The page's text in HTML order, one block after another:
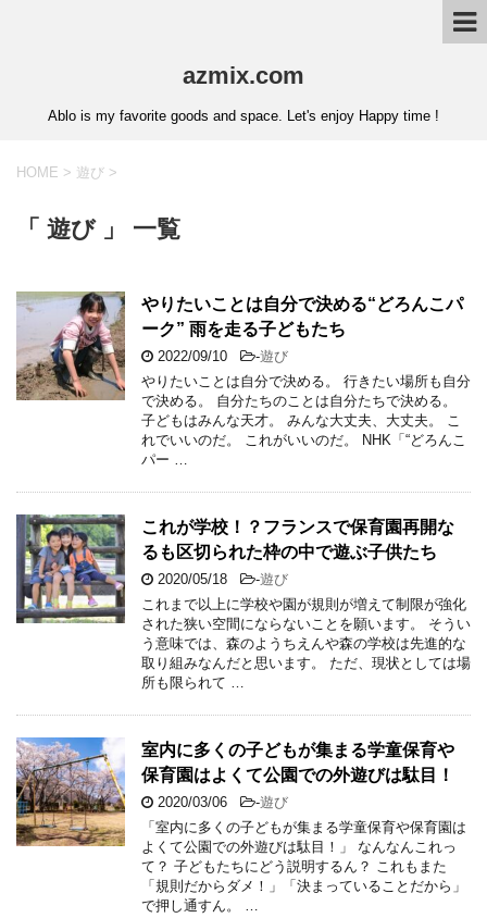
azmix.com
Ablo is my favorite goods and space. Let's enjoy Happy time !
HOME > 遊び >
「 遊び 」 一覧
やりたいことは自分で決める“どろんこパ
ーク” 雨を走る子どもたち
2022/09/10 -遊び
やりたいことは自分で決める。 行きたい場所も自分
で決める。 自分たちのことは自分たちで決める。
子どもはみんな天才。 みんな大丈夫、大丈夫。 こ
れでいいのだ。 これがいいのだ。 NHK「“どろんこ
パー …
これが学校！？フランスで保育園再開な
るも区切られた枠の中で遊ぶ子供たち
2020/05/18 -遊び
これまで以上に学校や園が規則が増えて制限が強化
された狭い空間にならないことを願います。 そうい
う意味では、森のようちえんや森の学校は先進的な
取り組みなんだと思います。 ただ、現状としては場
所も限られて …
室内に多くの子どもが集まる学童保育や
保育園はよくて公園での外遊びは駄目！
2020/03/06 -遊び
「室内に多くの子どもが集まる学童保育や保育園は
よくて公園での外遊びは駄目！」 なんなんこれっ
て？ 子どもたちにどう説明するん？ これもまた
「規則だからダメ！」「決まっていることだから」
で押し通すん。 …